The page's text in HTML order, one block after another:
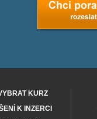
KURZ
K INZERCI